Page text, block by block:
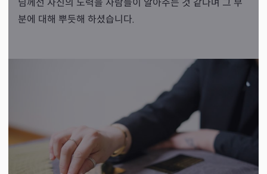
님께선 자신의 노력을 사람들이 알아주는 것 같다며 그 부
분에 대해 뿌듯해 하셨습니다.